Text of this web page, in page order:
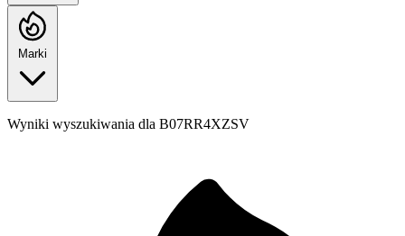
Marki
Wyniki wyszukiwania dla B07RR4XZSV